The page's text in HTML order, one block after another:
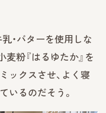
乳・バターを使用しな
粉『はるゆたか』を
ックスさせ、よく寝
いるのだそう。